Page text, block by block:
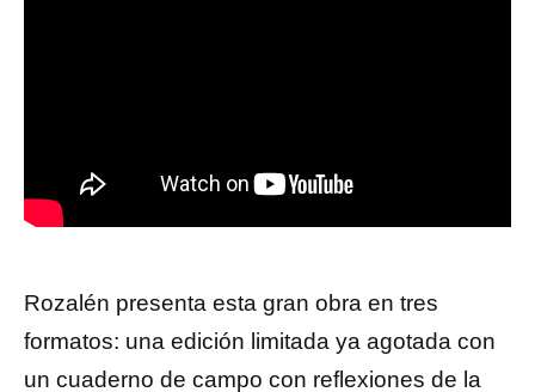
Rozalén presenta esta gran obra en tres
formatos: una edición limitada ya agotada con
un cuaderno de campo con reflexiones de la